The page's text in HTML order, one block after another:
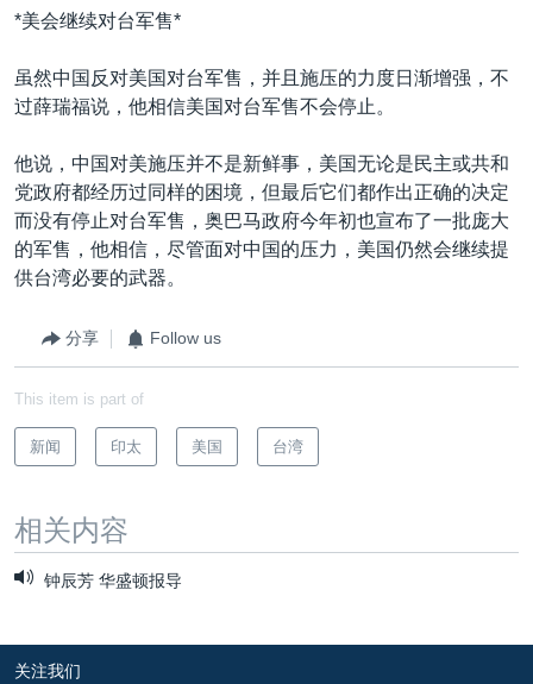
*美会继续对台军售*
虽然中国反对美国对台军售，并且施压的力度日渐增强，不
过薛瑞福说，他相信美国对台军售不会停止。
他说，中国对美施压并不是新鲜事，美国无论是民主或共和
党政府都经历过同样的困境，但最后它们都作出正确的决定
而没有停止对台军售，奥巴马政府今年初也宣布了一批庞大
的军售，他相信，尽管面对中国的压力，美国仍然会继续提
供台湾必要的武器。
分享 Follow us
This item is part of
新闻 印太 美国 台湾
相关内容
钟辰芳 华盛顿报导
关注我们